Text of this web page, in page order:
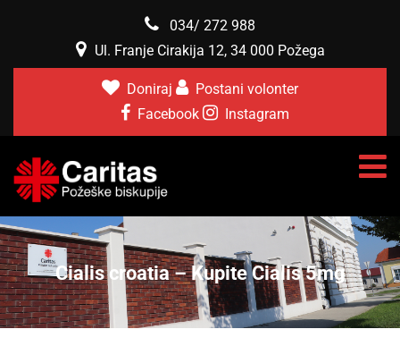
034/ 272 988
Ul. Franje Cirakija 12, 34 000 Požega
Doniraj
Postani volonter
Facebook
Instagram
Cialis croatia – Kupite Cialis 5mg